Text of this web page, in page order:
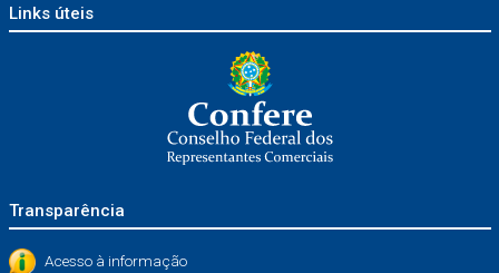
Links úteis
Transparência
Acesso à informação